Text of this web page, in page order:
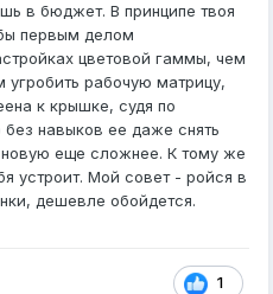
в бюджет. В принципе твоя
первым делом
цветовой гаммы, чем
рабочую матрицу,
к крышке, судя по
без навыков ее даже снять
новую еще сложнее. К тому же
устроит. Мой совет - ройся в
дешевле обойдется.
1